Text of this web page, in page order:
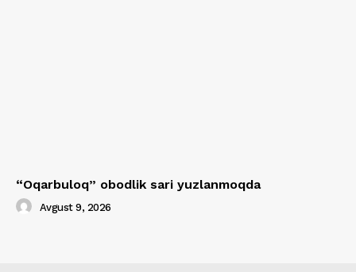
“Oqarbuloq” obodlik sari yuzlanmoqda
Avgust 9, 2026